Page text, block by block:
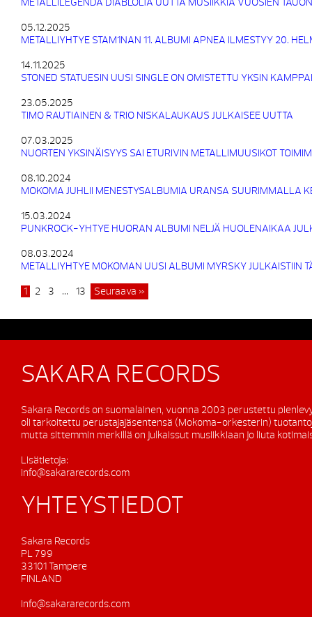
METALLILEGENDA DIABLOLTA UUTTA MUSIIKKIA VUOSIEN
05.12.2025
METALLIYHTYE STAM1NAN 11. ALBUMI APNEA ILMESTYY 20.
14.11.2025
STONED STATUESIN UUSI SINGLE ON OMISTETTU YKSIN
23.05.2025
TIMO RAUTIAINEN & TRIO NISKALAUKAUS JULKAISEE UUTTA
07.03.2025
NUORTEN YKSINÄISYYS SAI ETURIVIN METALLIMUUSIKOT
08.10.2024
MOKOMA JUHLII MENESTYSALBUMIA URANSA SUURIMMALLA
15.03.2024
PUNKROCK-YHTYE HUORAN ALBUMI NELJÄ HUOLENAIKAA
08.03.2024
METALLIYHTYE MOKOMAN UUSI ALBUMI MYRSKY JULKAISTIIN
1 2 3 … 13 Seuraava »
SAKARA RECORDS
Sakara Records on suomalainen, vuonna 2003 perustettu
oli tarkoitettu perustajajäsentensä (Mokoma-orkesterin)
mutta sittemmin merkillä on julkaissut musiikkiaan jo liuta
Lisätietoja:
info@sakararecords.com
YHTEYSTIEDOT
Sakara Records
PL 799
33101 Tampere
FINLAND
info@sakararecords.com